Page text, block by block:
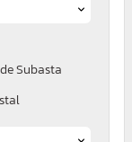
Subasta